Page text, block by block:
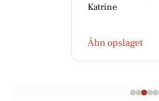
Katrine
Åbn opslaget